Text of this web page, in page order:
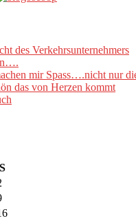
des Verkehrsunternehmers
mir Spass….nicht nur
das von Herzen kommt
S